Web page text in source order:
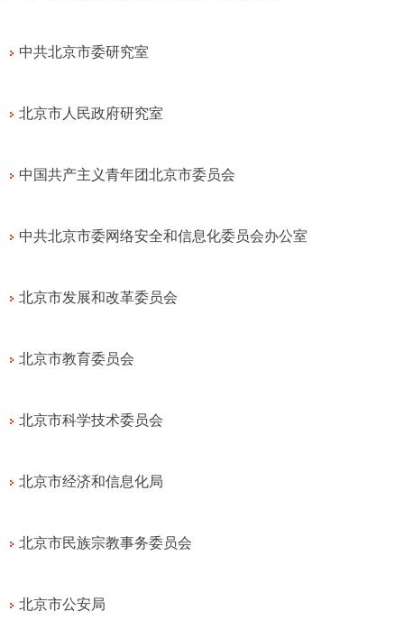
中共北京市委研究室
北京市人民政府研究室
中国共产主义青年团北京市委员会
中共北京市委网络安全和信息化委员会办公室
北京市发展和改革委员会
北京市教育委员会
北京市科学技术委员会
北京市经济和信息化局
北京市民族宗教事务委员会
北京市公安局